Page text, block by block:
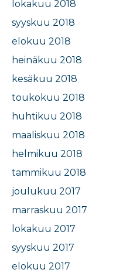
lokakuu 2018
syyskuu 2018
elokuu 2018
heinäkuu 2018
kesäkuu 2018
toukokuu 2018
huhtikuu 2018
maaliskuu 2018
helmikuu 2018
tammikuu 2018
joulukuu 2017
marraskuu 2017
lokakuu 2017
syyskuu 2017
elokuu 2017